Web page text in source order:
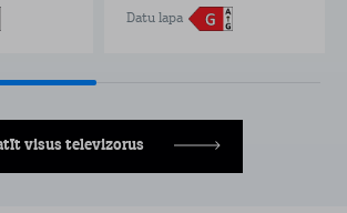
Datu lapa
visus televizorus